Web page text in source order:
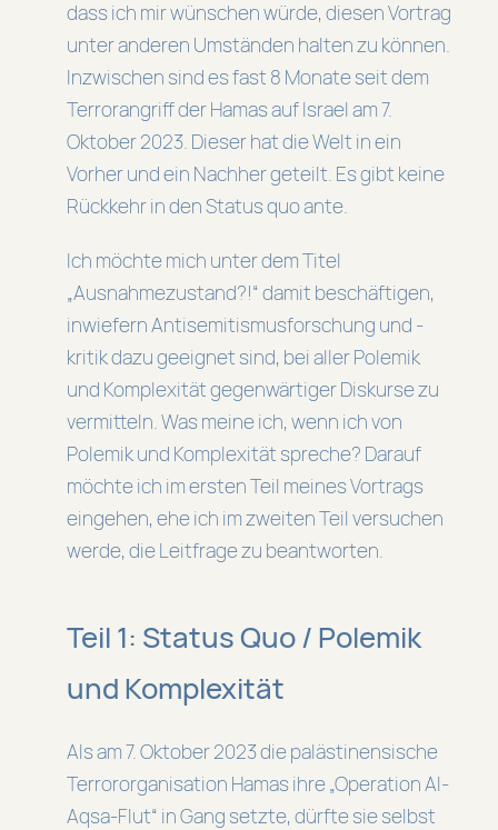
dass ich mir wünschen würde, diesen Vortrag
unter anderen Umständen halten zu können.
Inzwischen sind es fast 8 Monate seit dem
Terrorangriff der Hamas auf Israel am 7.
Oktober 2023. Dieser hat die Welt in ein
Vorher und ein Nachher geteilt. Es gibt keine
Rückkehr in den Status quo ante.
Ich möchte mich unter dem Titel
„Ausnahmezustand?!“ damit beschäftigen,
inwiefern Antisemitismusforschung und -
kritik dazu geeignet sind, bei aller Polemik
und Komplexität gegenwärtiger Diskurse zu
vermitteln. Was meine ich, wenn ich von
Polemik und Komplexität spreche? Darauf
möchte ich im ersten Teil meines Vortrags
eingehen, ehe ich im zweiten Teil versuchen
werde, die Leitfrage zu beantworten.
Teil 1: Status Quo / Polemik
und Komplexität
Als am 7. Oktober 2023 die palästinensische
Terrororganisation Hamas ihre „Operation Al-
Aqsa-Flut“ in Gang setzte, dürfte sie selbst